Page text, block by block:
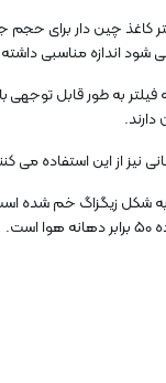
کاغذ چین دار برای حجم
شود اندازه مناسبی داشته
فیلتر به طور قابل
نیز از این استفاده می
به شکل زیگزاگ خم شده